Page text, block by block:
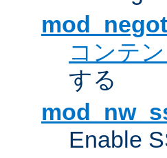
コンテ
する
Enable